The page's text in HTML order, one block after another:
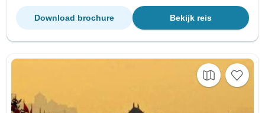
Bekijk reis
Download brochure